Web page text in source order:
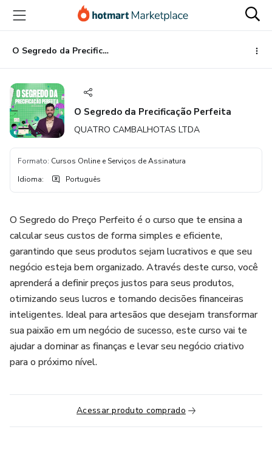
para
conteúdo
principal
para
pagamento
para
rodapé
O Segredo da Precificação Perfeita
O Segredo da Precificação Perfeita
QUATRO CAMBALHOTAS LTDA
Formato: Cursos Online e Serviços de Assinatura
Idioma: Português
O Segredo do Preço Perfeito é o curso que te ensina a
calcular seus custos de forma simples e eficiente,
garantindo que seus produtos sejam lucrativos e que seu
negócio esteja bem organizado. Através deste curso, você
aprenderá a definir preços justos para seus produtos,
otimizando seus lucros e tomando decisões financeiras
inteligentes. Ideal para artesãos que desejam transformar
sua paixão em um negócio de sucesso, este curso vai te
ajudar a dominar as finanças e levar seu negócio criativo
para o próximo nível.
Acessar produto comprado